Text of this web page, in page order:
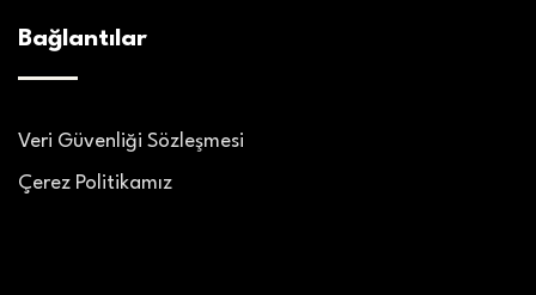
Bağlantılar
Veri Güvenliği Sözleşmesi
Çerez Politikamız